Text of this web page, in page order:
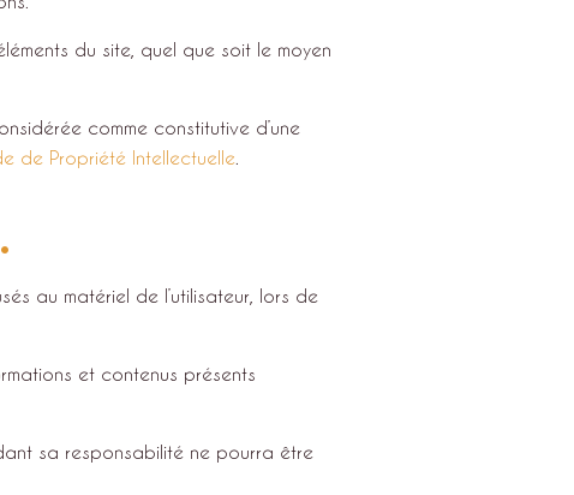
du site, quel que soit le moyen
comme constitutive d’une
de Propriété Intellectuelle
au matériel de l’utilisateur, lors de
et contenus présents
sa responsabilité ne pourra être